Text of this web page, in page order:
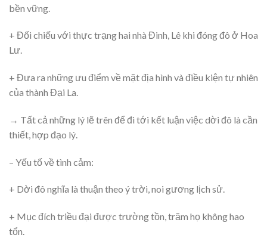
bền vững.
+ Đối chiếu với thực trạng hai nhà Đinh, Lê khi đóng đô ở Hoa
Lư.
+ Đưa ra những ưu điểm về mặt địa hình và điều kiện tự nhiên
của thành Đại La.
→ Tất cả những lý lẽ trên để đi tới kết luận việc dời đô là cần
thiết, hợp đạo lý.
– Yếu tố về tình cảm:
+ Dời đô nghĩa là thuận theo ý trời, noi gương lịch sử.
+ Mục đích triều đại được trường tồn, trăm họ không hao
tổn.